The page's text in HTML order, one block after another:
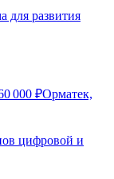
для развития
000 ₽Орматек,
цифровой и